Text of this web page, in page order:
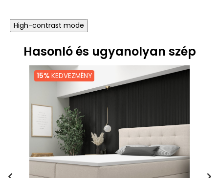
High-contrast mode
Hasonló és ugyanolyan szép
15% KEDVEZMÉNY